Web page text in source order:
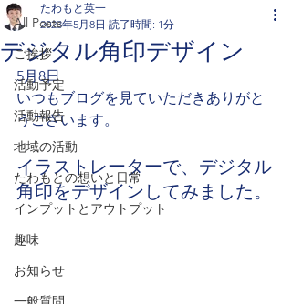
All Posts
ご挨拶
活動予定
活動報告
地域の活動
たわもとの想いと日常
インプットとアウトプット
趣味
お知らせ
デジタル角印デザイン
たわもと英一
2023年5月8日 読了時間: 1分
5月8日
いつもブログを見ていただきありがと
うございます。
イラストレーターで、デジタル
角印をデザインしてみました。